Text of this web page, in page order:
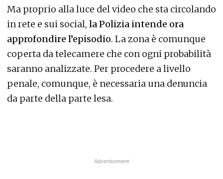
Ma proprio alla luce del video che sta circolando
in rete e sui social, la Polizia intende ora
approfondire l’episodio. La zona è comunque
coperta da telecamere che con ogni probabilità
saranno analizzate. Per procedere a livello
penale, comunque, è necessaria una denuncia
da parte della parte lesa.